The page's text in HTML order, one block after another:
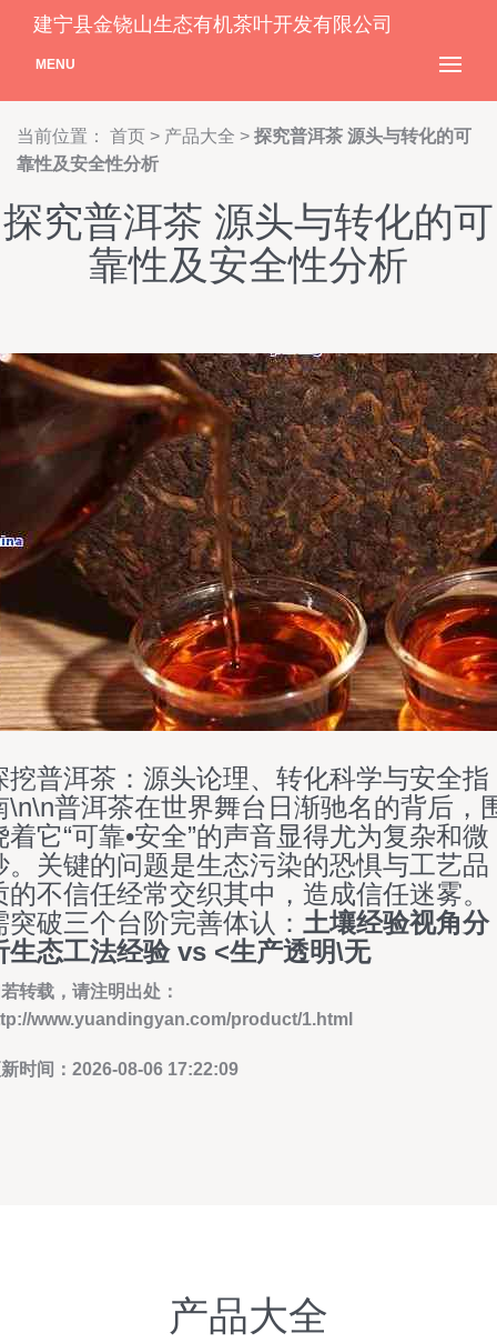
建宁县金铙山生态有机茶叶开发有限公司
MENU
当前位置： 首页 > 产品大全 > 探究普洱茶 源头与转化的可
靠性及安全性分析
探究普洱茶 源头与转化的可
靠性及安全性分析
挖普洱茶：源头论理、转化科学与安全指
\n\n普洱茶在世界舞台日渐驰名的背后，
着它“可靠•安全”的声音显得尤为复杂和微
。关键的问题是生态污染的恐惧与工艺品
的不信任经常交织其中，造成信任迷雾。
突破三个台阶完善体认： 土壤经验视角分
生态工法经验 vs <生产透明\无
转载，请注明出处：
www.yuandingyan.com/product/1.html
时间：2026-08-06 17:22:09
产品大全